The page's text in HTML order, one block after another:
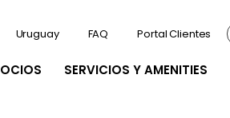
SERVICIOS Y AMENITIES
Uruguay FAQ Portal Clientes